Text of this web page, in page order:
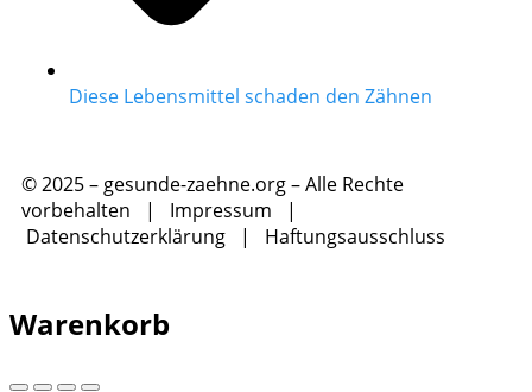
Diese Lebensmittel schaden den Zähnen
© 2025 – gesunde-zaehne.org – Alle Rechte
vorbehalten | Impressum |
Datenschutzerklärung | Haftungsausschluss
Warenkorb